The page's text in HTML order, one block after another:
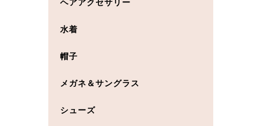
水着
帽子
メガネ＆サングラス
シューズ